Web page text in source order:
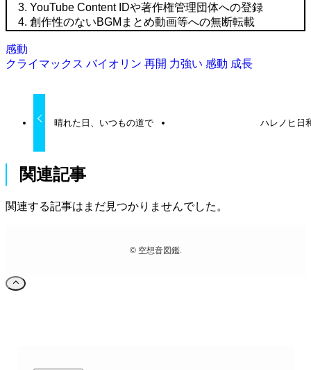
3. YouTube Content IDや著作権管理団体への登録
4. 創作性のないBGMまとめ動画等への無断転載
感動
クライマックス バイオリン 再開 力強い 感動 成長
晴れた日、いつもの道で ハレノヒ日
関連記事
関連する記事はまだ見つかりませんでした。
©空想音図鑑.